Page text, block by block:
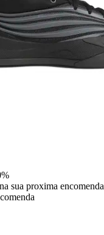
sua proxima encomenda